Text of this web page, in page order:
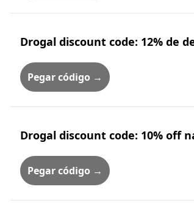
Drogal discount code: 12% de
Pegar código →
Drogal discount code: 10% off
Pegar código →